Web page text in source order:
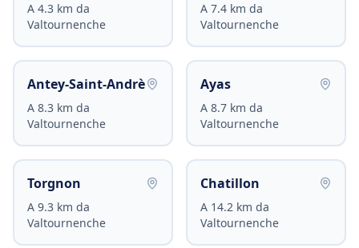
A 4.3 km da
Valtournenche
A 7.4 km da
Valtournenche
Antey-Saint-Andrè
A 8.3 km da
Valtournenche
Ayas
A 8.7 km da
Valtournenche
Torgnon
A 9.3 km da
Valtournenche
Chatillon
A 14.2 km da
Valtournenche